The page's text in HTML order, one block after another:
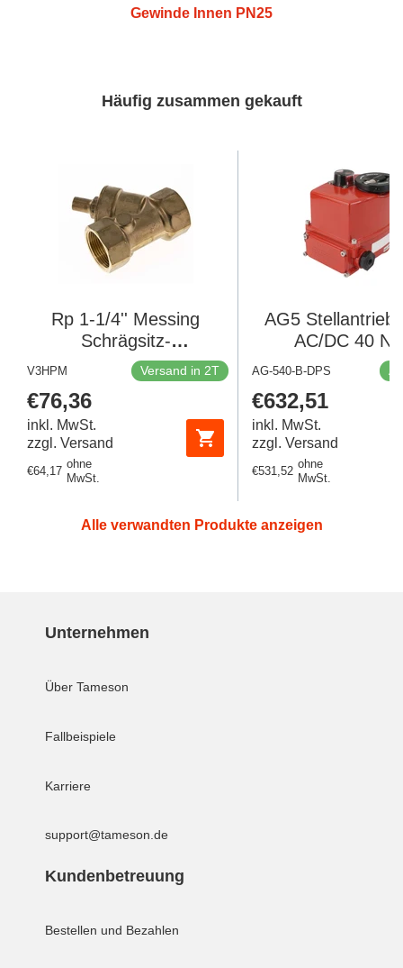
Gewinde Innen PN25
Häufig zusammen gekauft
Rp 1-1/4'' Messing
Schrägsitz-
Rückschlagventile 10
Bar (145 Psi) NBR
V3HPM Versand in 2T
Regulärer
Preis
€76,36
inkl. MwSt.
zzgl. Versand
Regulärer
€64,17
ohne
MwSt.
AG5 Stellantrieb
AC/DC 40
Drehmoment
AG-540-B-DPS
Regulärer
Preis
€632,51
inkl. MwSt.
zzgl. Versand
Regulärer
€531,52
ohne
MwSt.
Alle verwandten Produkte anzeigen
Unternehmen
Über Tameson
Fallbeispiele
Karriere
support@tameson.de
Kundenbetreuung
Bestellen und Bezahlen